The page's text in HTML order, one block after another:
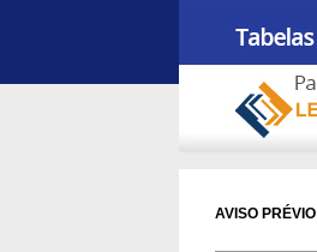
AVISO PRÉVIO